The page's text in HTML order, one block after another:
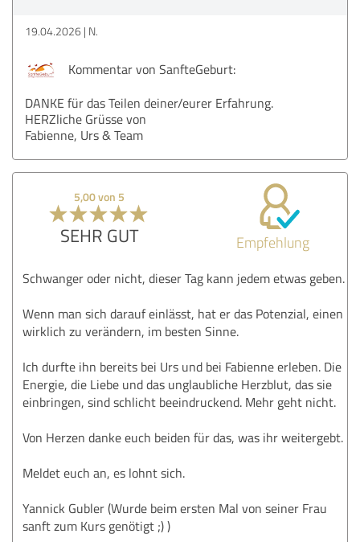
19.04.2026 N.
Kommentar von SanfteGeburt:
DANKE für das Teilen deiner/eurer Erfahrung.
HERZliche Grüsse von
Fabienne, Urs & Team
5,00 von 5
SEHR GUT Empfehlung
Schwanger oder nicht, dieser Tag kann jedem etwas geben.
Wenn man sich darauf einlässt, hat er das Potenzial, einen
wirklich zu verändern, im besten Sinne.
Ich durfte ihn bereits bei Urs und bei Fabienne erleben. Die
Energie, die Liebe und das unglaubliche Herzblut, das sie
einbringen, sind schlicht beeindruckend. Mehr geht nicht.
Von Herzen danke euch beiden für das, was ihr weitergebt.
Meldet euch an, es lohnt sich.
Yannick Gubler (Wurde beim ersten Mal von seiner Frau
sanft zum Kurs genötigt ;) )